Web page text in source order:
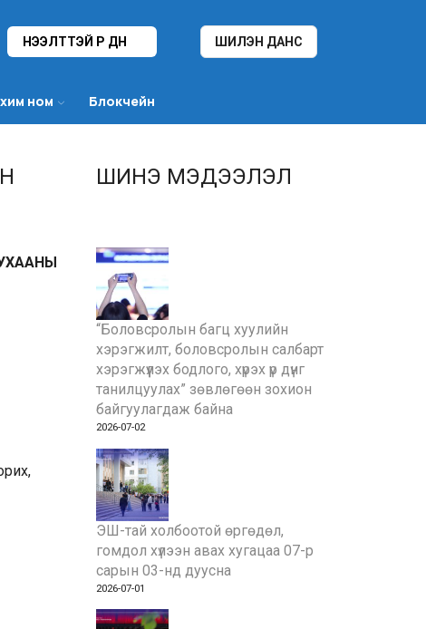
НЭЭЛТТЭЙ ҮР ДҮН ШИЛЭН ДАНС
ном Блокчейн
ШИНЭ МЭДЭЭЛЭЛ
“Боловсролын багц хуулийн
хэрэгжилт, боловсролын салбарт
хэрэгжүүлэх бодлого, хүрэх үр дүнг
танилцуулах” зөвлөгөөн зохион
байгуулагдаж байна
2026-07-02
ЭШ-тай холбоотой өргөдөл,
гомдол хүлээн авах хугацаа 07-р
сарын 03-нд дуусна
2026-07-01